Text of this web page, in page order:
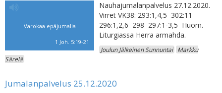
Varokaa epäjumalia
1 Joh. 5:19-21
Nauhajumalanpalvelus 27.12.2020.
Virret VK38: 293:1,4,5 302:11
296:1,2,6 298 297:1-3,5 Huom.
Liturgiassa Herra armahda.
Joulun Jälkeinen Sunnuntai
Markku
Särelä
Jumalanpalvelus 25.12.2020